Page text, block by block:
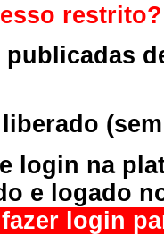
restrito?
login na
e logado
login